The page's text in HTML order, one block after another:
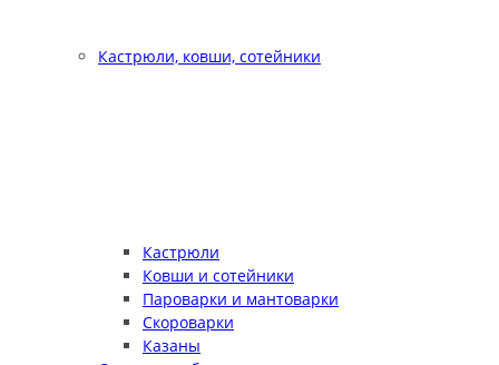
Кастрюли, ковши, сотейники
Кастрюли
Ковши и сотейники
Пароварки и мантоварки
Скороварки
Казаны